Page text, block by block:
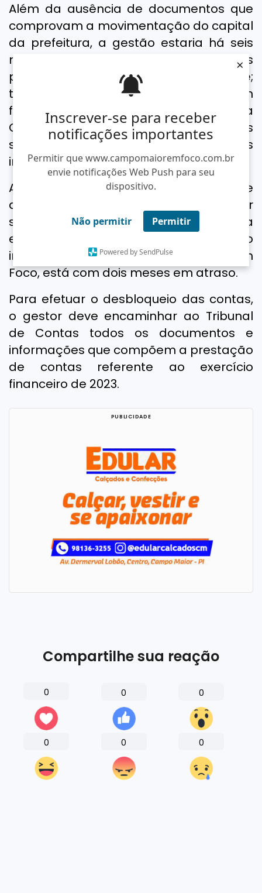
Inscrever-se para receber
notificações importantes
Permitir que www.campomaioremfoco.com.br
envie notificações Web Push para seu
dispositivo.
Não permitir Permitir
Powered by SendPulse
×
Além da ausência de documentos que
comprovam a movimentação do capital
da prefeitura, a gestão estaria há seis
meses sem repassar as contriuições
previdenciárias dos servidores da Saúde;
três meses do administrativo; e sem
fazer o repasse dos consignados para a
Caixa Econômica, deixando os
servidores públicos municipais
inadiplentes.
Ainda há informações de
que fornecedores estariam sem receber
seus pagamentos, como por exemplo a
empresa da coleta de lixo. Segundo
informações apuradas pelo Em
Foco, está com dois meses em atraso.
Para efetuar o desbloqueio das contas,
o gestor deve encaminhar ao Tribunal
de Contas todos os documentos e
informações que compõem a prestação
de contas referente ao exercício
financeiro de 2023.
Compartilhe sua reação
0 0 0
0 0 0